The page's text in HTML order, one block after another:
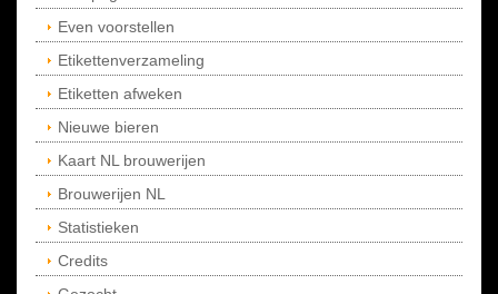
Even voorstellen
Etikettenverzameling
Etiketten afweken
Nieuwe bieren
Kaart NL brouwerijen
Brouwerijen NL
Statistieken
Credits